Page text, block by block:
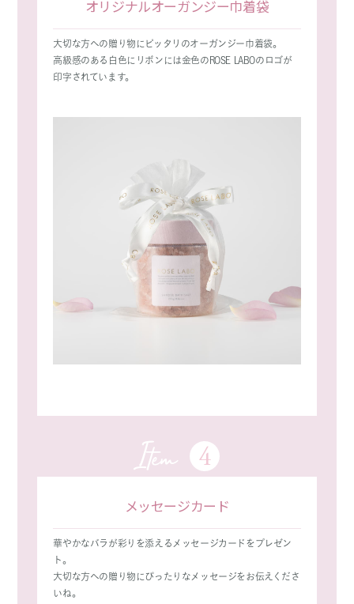
オリジナルオーガンジー巾着袋
大切な方への贈り物にピッタリのオーガンジー巾着袋。
高級感のある白色にリボンには金色のROSE LABOのロゴが
印字されています。
Item 4
メッセージカード
華やかなバラが彩りを添えるメッセージカードをプレゼン
ト。
大切な方への贈り物にぴったりなメッセージをお伝えくださ
いね。